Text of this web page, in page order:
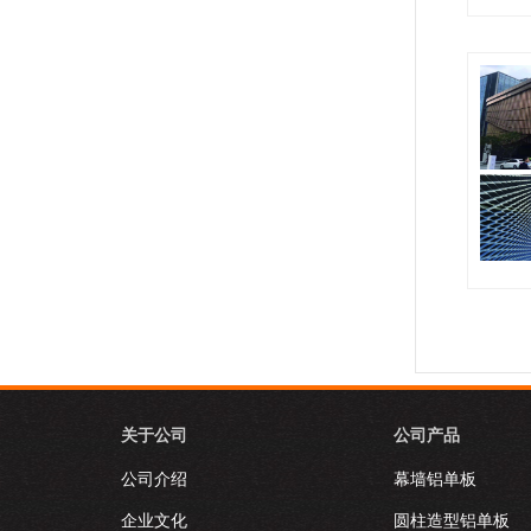
勾搭板
关于公司
公司介绍
企业文化
公司产品
幕墙铝单板
圆柱造型铝单板